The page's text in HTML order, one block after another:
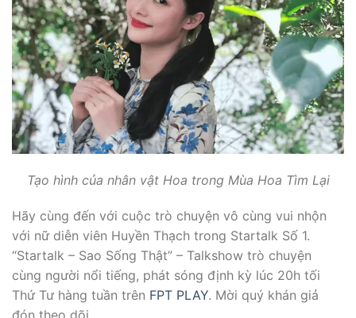
Tạo hình của nhân vật Hoa trong Mùa Hoa Tìm Lại
Hãy cùng đến với cuộc trò chuyện vô cùng vui nhộn
với nữ diễn viên Huyền Thạch trong Startalk Số 1.
“Startalk – Sao Sống Thật” – Talkshow trò chuyện
cùng người nổi tiếng, phát sóng định kỳ lúc 20h tối
Thứ Tư hàng tuần trên FPT PLAY. Mời quý khán giả